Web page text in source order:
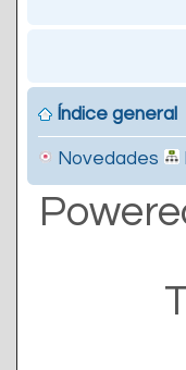
Índice general
Novedades